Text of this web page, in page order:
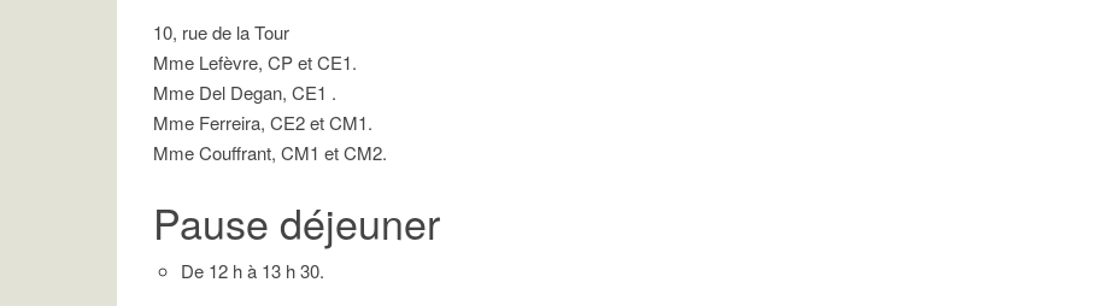
10, rue de la Tour
Mme Lefèvre, CP et CE1.
Mme Del Degan, CE1 .
Mme Ferreira, CE2 et CM1.
Mme Couffrant, CM1 et CM2.
Pause déjeuner
De 12 h à 13 h 30.